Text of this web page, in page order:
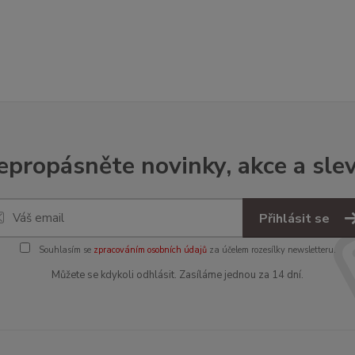
novinky, akce a
Přihlásit se
Souhlasím se zpracováním osobních údajůza účelem rozesílky newsletteru.
Můžete se kdykoli odhlásit. Zasíláme jednou za 14 dní.